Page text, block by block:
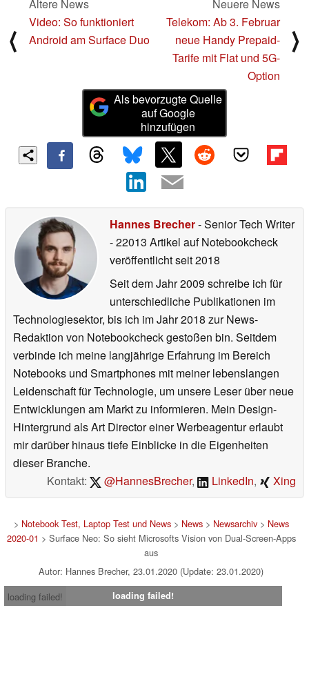
⟨
Ältere News
Video: So funktioniert
Android am Surface Duo
Neuere News
Telekom: Ab 3. Februar
neue Handy Prepaid-
Tarife mit Flat und 5G-
Option
⟩
Als bevorzugte Quelle
auf Google
hinzufügen
Hannes Brecher- Senior Tech Writer
- 22013 Artikel auf Notebookcheck
veröffentlichtseit 2018
Seit dem Jahr 2009 schreibe ich für
unterschiedliche Publikationen im
Technologiesektor, bis ich im Jahr 2018 zur News-
Redaktion von Notebookcheck gestoßen bin. Seitdem
verbinde ich meine langjährige Erfahrung im Bereich
Notebooks und Smartphones mit meiner lebenslangen
Leidenschaft für Technologie, um unsere Leser über neue
Entwicklungen am Markt zu informieren. Mein Design-
Hintergrund als Art Director einer Werbeagentur erlaubt
mir darüber hinaus tiefe Einblicke in die Eigenheiten
dieser Branche.
Kontakt:
@HannesBrecher, LinkedIn, Xing
> Notebook Test, Laptop Test und News> News> Newsarchiv> News
2020-01 > Surface Neo: So sieht Microsofts Vision von Dual-Screen-Apps
aus
Autor: Hannes Brecher, 23.01.2020 (Update: 23.01.2020)
loading failed!
loading failed!